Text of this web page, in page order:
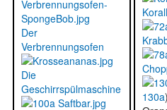
Der
Verbrennungsofen
Die
Geschirrspülmaschine
130a)